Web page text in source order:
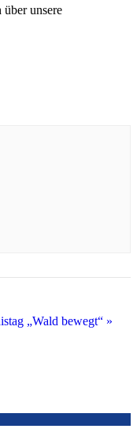
unsere
„Wald bewegt“ »